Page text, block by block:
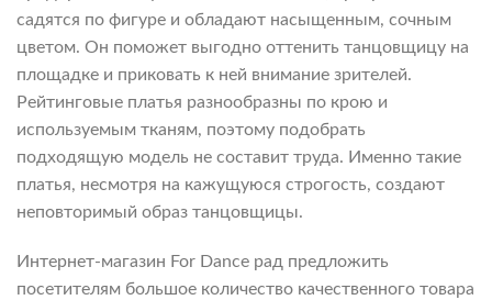
садятся по фигуре и обладают насыщенным, сочным
цветом. Он поможет выгодно оттенить танцовщицу на
площадке и приковать к ней внимание зрителей.
Рейтинговые платья разнообразны по крою и
используемым тканям, поэтому подобрать
подходящую модель не составит труда. Именно такие
платья, несмотря на кажущуюся строгость, создают
неповторимый образ танцовщицы.
Интернет-магазин For Dance рад предложить
посетителям большое количество качественного товара